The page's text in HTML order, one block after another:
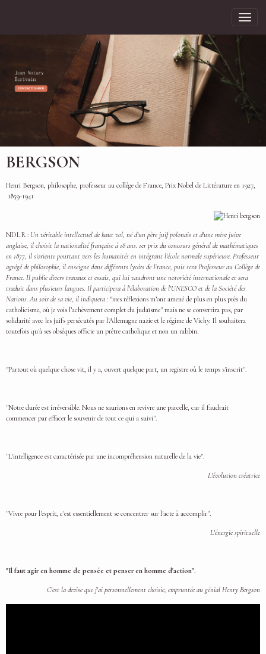
BERGSON
Henri Bergson, philosophe, professeur au collège de France, Prix Nobel de Littérature en 1927,
1859-1941
NDLR : Un véritable intellectuel de haut vol, né d'un père juif polonais et d'une mère juive
anglaise, il choisit la nationalité française à 18 ans. 1er prix du concours général de mathématiques
en 1877, il s'oriente pourtant vers les humanités en intégrant l'école normale supérieure. Professeur
agrégé de philosophie, il enseigne dans différents lycées de France, puis sera Professeur au Collège de
France. Il publie divers travaux et essais, qui lui vaudront une notoriété internationale et sera
traduit dans plusieurs langues. Il participera à l'élaboration de l'UNESCO et de la Société des
Nations. Au soir de sa vie, il indiquera : "mes réflexions m’ont amené de plus en plus près du
catholicisme, où je vois l’achèvement complet du judaïsme" mais ne se convertira pas, par
solidarité avec les juifs persécutés par l'Allemagne nazie et le régime de Vichy. Il souhaitera
toutefois qu'à ses obsèques officie un prêtre catholique et non un rabbin.
"Partout où quelque chose vit, il y a, ouvert quelque part, un registre où le temps s'inscrit".
"Notre durée est irréversible. Nous ne saurions en revivre une parcelle, car il faudrait
commencer par effacer le souvenir de tout ce qui a suivi".
"L'intelligence est caractérisée par une incompréhension naturelle de la vie".
L'évolution créatrice
"Vivre pour l'esprit, c'est essentiellement se concentrer sur l'acte à accomplir".
L'énergie spirituelle
"Il faut agir en homme de pensée et penser en homme d'action".
C'est la devise que j'ai personnellement choisie, empruntée au génial Henry Bergson